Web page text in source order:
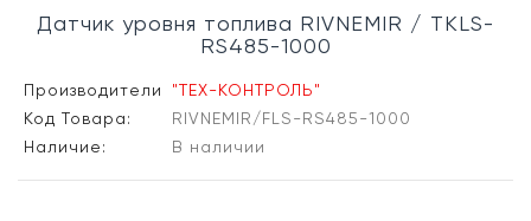
Датчик уровня топлива RIVNEMIR / TKLS-
RS485-1000
Производители
"ТЕХ-КОНТРОЛЬ"
Код Товара:
RIVNEMIR/FLS-RS485-1000
Наличие:
В наличии